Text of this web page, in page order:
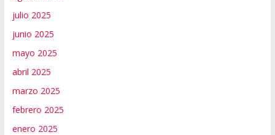
julio 2025
junio 2025
mayo 2025
abril 2025
marzo 2025
febrero 2025
enero 2025